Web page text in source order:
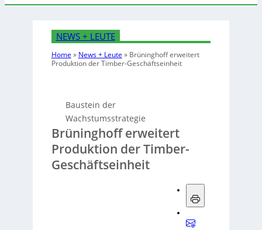
NEWS + LEUTE
Home » News + Leute » Brüninghoff erweitert
Produktion der Timber-Geschäftseinheit
Baustein der
Wachstumsstrategie
Brüninghoff erweitert
Produktion der Timber-
Geschäftseinheit